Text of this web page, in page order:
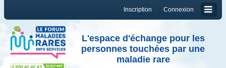
Connexion
Inscription
L'espace d'échange pour les
personnes touchées par une
maladie rare